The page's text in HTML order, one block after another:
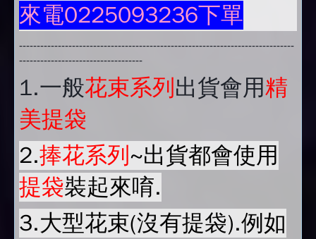
來電0225093236下單
------------------------------------------------------------------------------
-----------------------------------
1.一般花束系列出貨會用精
美提袋
2.捧花系列~出貨都會使用
提袋裝起來唷.
3.大型花束(沒有提袋).例如